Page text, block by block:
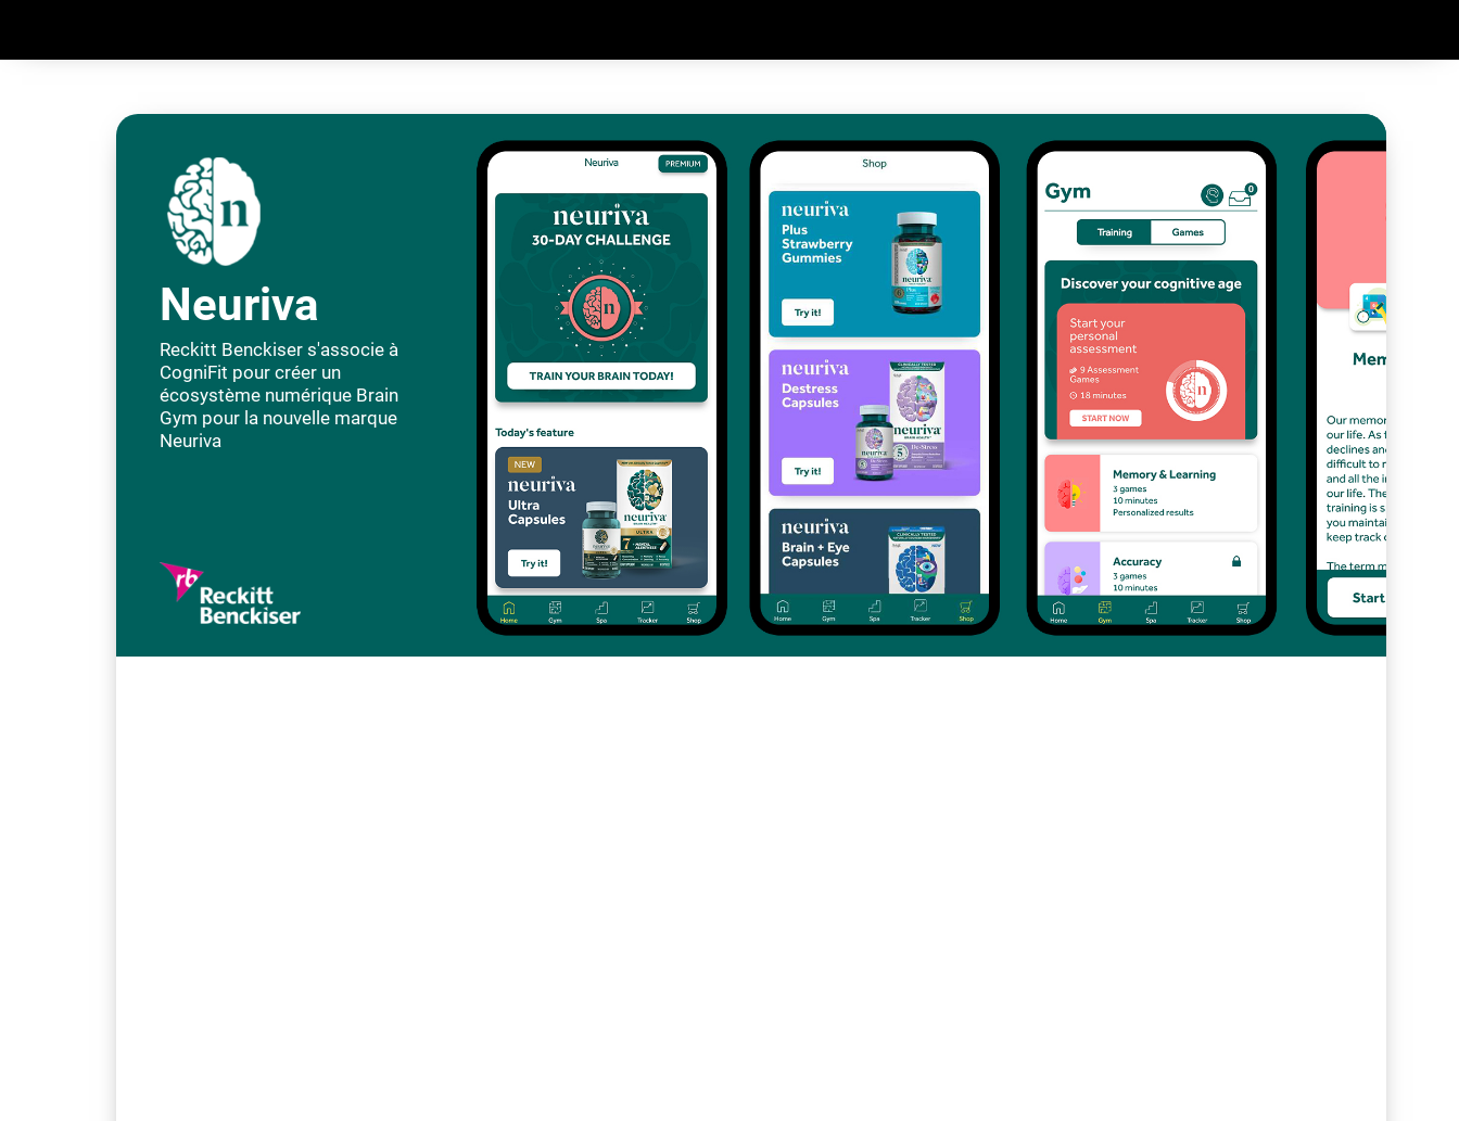
Neuriva
Reckitt Benckiser s'associe à
CogniFit pour créer un
écosystème numérique Brain
Gym pour la nouvelle marque
Neuriva